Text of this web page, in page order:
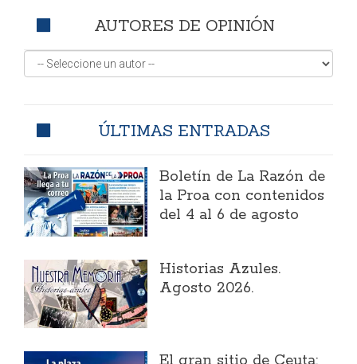
AUTORES DE OPINIÓN
ÚLTIMAS ENTRADAS
Boletín de La Razón de
la Proa con contenidos
del 4 al 6 de agosto
Historias Azules.
Agosto 2026.